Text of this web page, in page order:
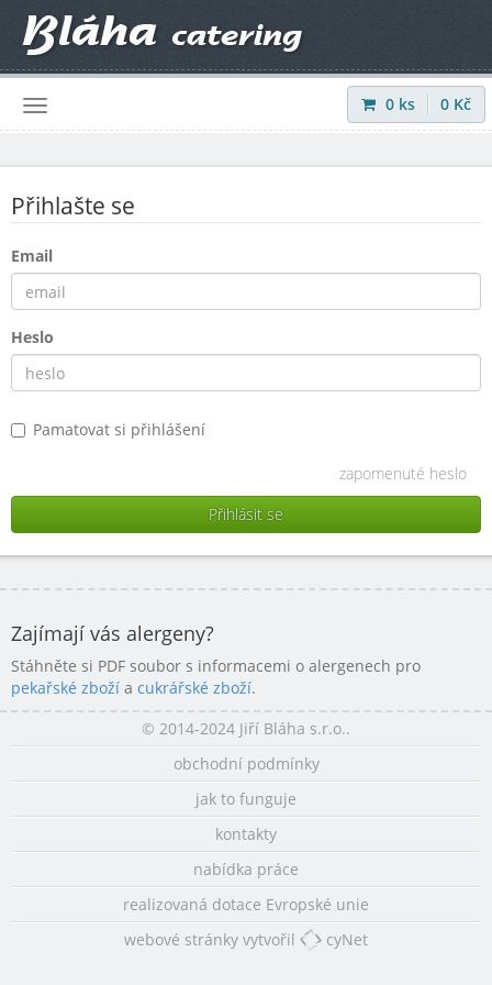
Přihlásit |Registrovat
0 ks 0 Kč
Přihlašte se
Email
Heslo
Pamatovat si přihlášení
zapomenuté heslo
Zajímají vás alergeny?
Stáhněte si PDF soubor s informacemi o alergenech pro
pekařské zboží a cukrářské zboží.
© 2014-2024 Jiří Bláha s.r.o..
obchodní podmínky
jak to funguje
kontakty
nabídka práce
realizovaná dotace Evropské unie
webové stránky vytvořil
cyNet